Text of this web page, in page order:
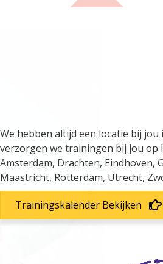
We hebben altijd een locatie bij jou
verzorgen we trainingen bij jou op
Amsterdam, Drachten, Eindhoven,
Maastricht, Rotterdam, Utrecht,
Trainingskalender Bekijken